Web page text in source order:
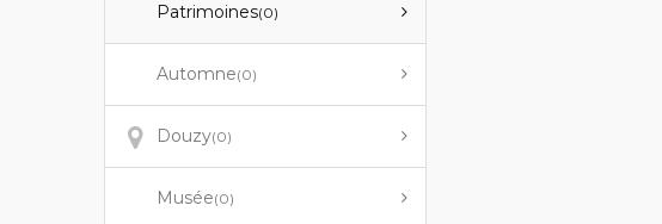
Patrimoines(0)
Automne(0)
Douzy(0)
Musée(0)